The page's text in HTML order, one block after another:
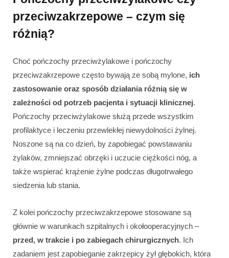
przeciwzakrzepowe – czym się
różnią?
Choć pończochy przeciwżylakowe i pończochy
przeciwzakrzepowe często bywają ze sobą mylone, ich
zastosowanie oraz sposób działania różnią się w
zależności od potrzeb pacjenta i sytuacji klinicznej.
Pończochy przeciwżylakowe służą przede wszystkim
profilaktyce i leczeniu przewlekłej niewydolności żylnej.
Noszone są na co dzień, by zapobiegać powstawaniu
żylaków, zmniejszać obrzęki i uczucie ciężkości nóg, a
także wspierać krążenie żylne podczas długotrwałego
siedzenia lub stania.
Z kolei pończochy przeciwzakrzepowe stosowane są
głównie w warunkach szpitalnych i okołooperacyjnych –
przed, w trakcie i po zabiegach chirurgicznych. Ich
zadaniem jest zapobieganie zakrzepicy żył głębokich, która